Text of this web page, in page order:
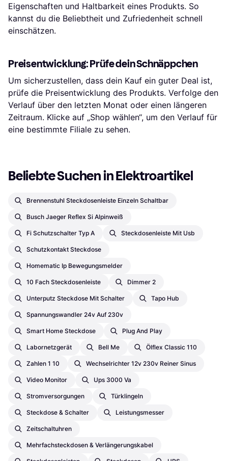
Eigenschaften und Haltbarkeit eines Produkts. So
kannst du die Beliebtheit und Zufriedenheit schnell
einschätzen.
Preisentwicklung: Prüfe dein Schnäppchen
Um sicherzustellen, dass dein Kauf ein guter Deal ist,
prüfe die Preisentwicklung des Produkts. Verfolge den
Verlauf über den letzten Monat oder einen längeren
Zeitraum. Klicke auf „Shop wählen“, um den Verlauf für
eine bestimmte Filiale zu sehen.
Beliebte Suchen in Elektroartikel
Brennenstuhl Steckdosenleiste Einzeln Schaltbar
Busch Jaeger Reflex Si Alpinweiß
Fi Schutzschalter Typ A Steckdosenleiste Mit Usb
Schutzkontakt Steckdose
Homematic Ip Bewegungsmelder
10 Fach Steckdosenleiste Dimmer 2
Unterputz Steckdose Mit Schalter Tapo Hub
Spannungswandler 24v Auf 230v
Smart Home Steckdose Plug And Play
Labornetzgerät Bell Me Ölflex Classic 110
Zahlen 1 10 Wechselrichter 12v 230v Reiner Sinus
Video Monitor Ups 3000 Va
Stromversorgungen Türklingeln
Steckdose & Schalter Leistungsmesser
Zeitschaltuhren
Mehrfachsteckdosen & Verlängerungskabel